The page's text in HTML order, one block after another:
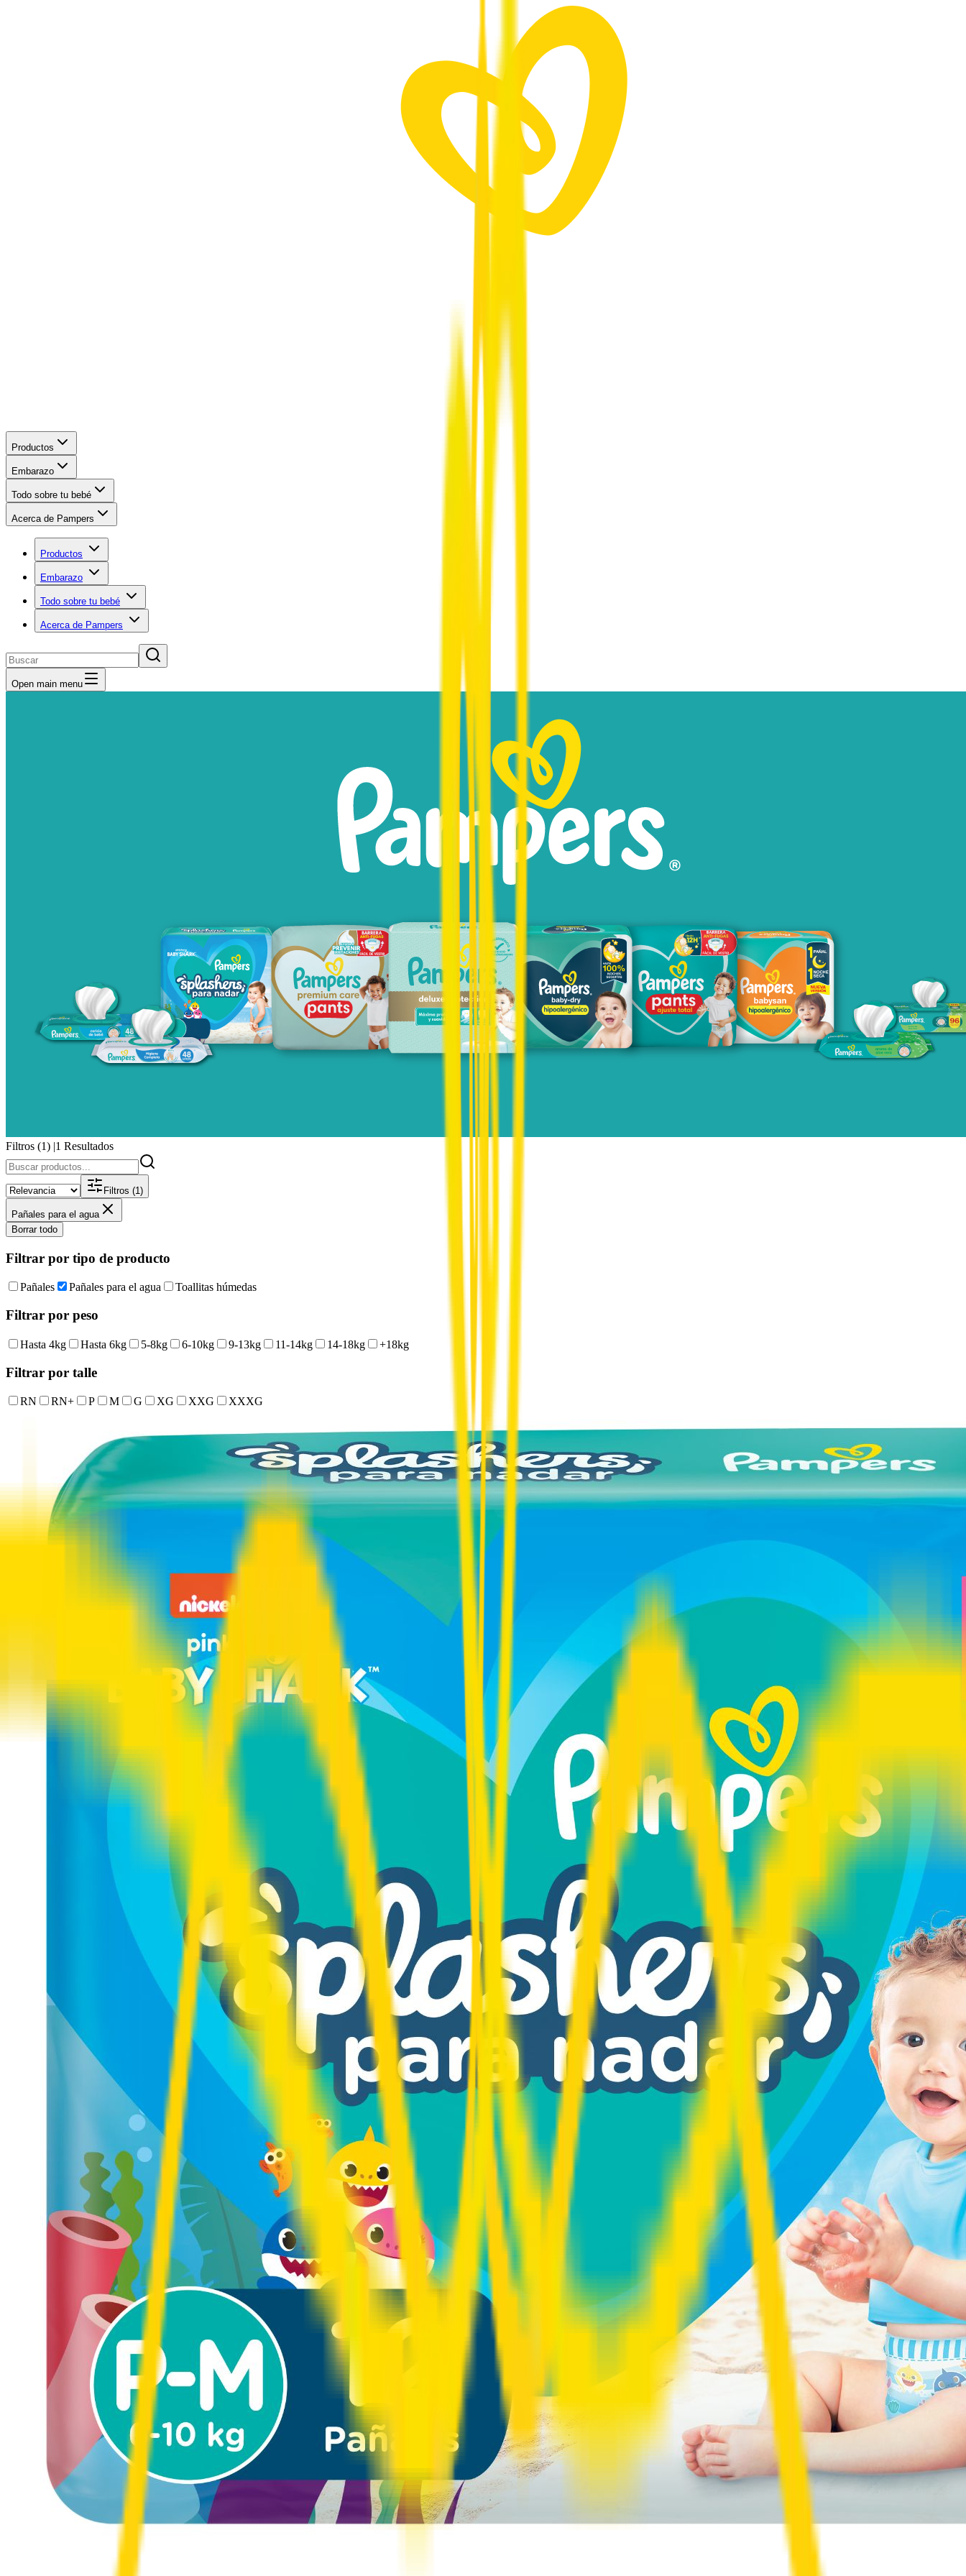
Productos
Embarazo
Todo sobre tu bebé
Acerca de Pampers
Productos
Embarazo
Todo sobre tu bebé
Acerca de Pampers
Open main menu
Filtros (1) |1 Resultados
Filtros (1)
Pañales para el agua
Borrar todo
Filtrar por tipo de producto
Pañales Pañales para el agua Toallitas húmedas
Filtrar por peso
Hasta 4kg Hasta 6kg 5-8kg 6-10kg 9-13kg 11-14kg 14-18kg +18kg
Filtrar por talle
RN RN+ P M G XG XXG XXXG